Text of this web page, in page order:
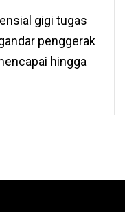
gigi tugas
penggerak
hingga